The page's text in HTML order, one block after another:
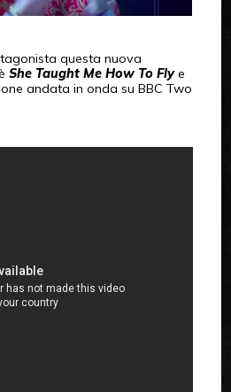
questa nuova
She Taught Me How To Flye
andata in onda su BBC Two